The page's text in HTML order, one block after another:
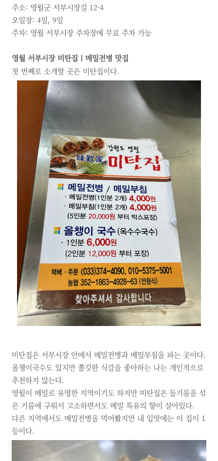
주소: 영월군 서부시장길 12-4
오일장: 4일, 9일
주차: 영월 서부시장 주차장에 무료 주차 가능
영월 서부시장 미탄집
메밀전병 맛집
첫 번째로 소개할 곳은 미탄집이다.
미탄집은 서부시장 안에서 메밀전병과 메밀부침을 파는 곳이다.
올챙이국수도 있지만 쫄깃한 식감을 좋아하는 나는 개인적으로
추천하지 않는다.
영월이 메밀로 유명한 지역이기도 하지만 미탄집은 들기름을 섞
은 기름에 구워서 고소하면서도 메밀 특유의 향이 살아있다.
다른 지역에서도 메밀전병을 먹어봤지만 내 입맛에는 이 집이 1
등이다.